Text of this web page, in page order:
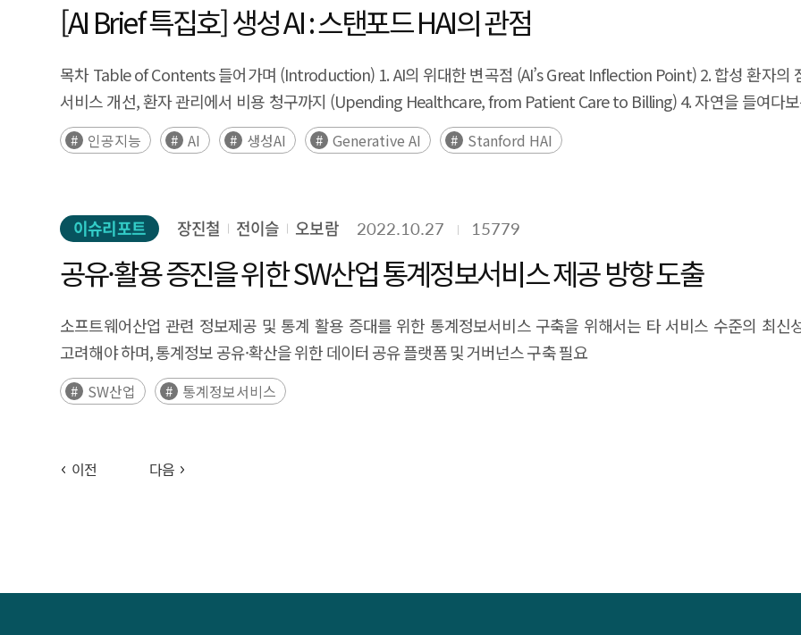
부담과 불확실성이 높아 기업 단독 추진이 어려 우므로, 국내 AI·메타버스 기업 간 파트너십과 대기업–중소기업 협력, 그리고 글로벌 공동 연구·실
리스크를 분산할 필요가 있다. 특히 국제 협력 프로그램 참여는 초기 부담 완화와 함께 기술 신뢰도 제고, 해외 실증 및 시장 진출을 촉진하여 국내 메타버스–AI 산업의 지속 성장
기반 강화에 기여 할 수 있을 것이다. [대응 방안9] 법·제도 정비 메타버스–AI 융합 산업의 성장을 위해서는 데이터 활용과 AI 생성물에 관한 현행 법 령의 적용 범위와 해석
기준을 명확히 정립하여, 기업이 사전에 법적 리스크를 예측할 수 있는 제도적 기반을 마련할 필요가 있다. 특히 메타버스 내 생체·행태 데이터와 AI 학습 데이터에 대한 수집·
활용 요건, 가명정보 및 추가적 이용 기준을 AI 학습 특 성에 맞게 구체화함으로써 데이터 활용의 법적 예측 가능성을 제고해야 한다. 아울러 AI
책임 배분 원칙, 고위험 서비스에 대한 강화된 책임 기준을 포함한 일관된 규범적 틀을 정립하여, 생성형 AI 확산에 따른 규제 불확실성과 기업의 컴플라이언스 리스크를
[AI Brief 특집호] 생성 AI : 스탠포드 HAI의 관점
목차 Table of Contents 들어가며 (Introduction) 1. AI의 위대한 변곡점 (AI’s Great Inflection Point) 2. 합성 환자
서비스 개선, 환자 관리에서 비용 청구까지 (Upending Healthcare, from Patient Care to Billing) 4. 자연을 들여다보
새로운 도구 (The New Tools of Daily Life) 6. 시는 최적화되지 않을 것: AI 시대의 창의성 (Poetry Will Not
(Generative AI and the Rule of Law) 8. 新캄브리아기: ‘과학적 흥분과 불안’ (The New Cambrian Era: ‘Scientific
인공지능 AI 생성AI Generative AI Stanford HAI
이슈리포트 장진철 전이슬 오보람 2022.10.27 15779
공유·활용 증진을 위한 SW산업 통계정보서비스 제공 방향 도출
소프트웨어산업 관련 정보제공 및 통계 활용 증대를 위한 통계정보서비스 구축을 위해서는 타 서비스 수준의 최신
고려해야 하며, 통계정보 공유·확산을 위한 데이터 공유 플랫폼 및 거버넌스 구축 필요
SW산업 통계정보서비스
이전 다음